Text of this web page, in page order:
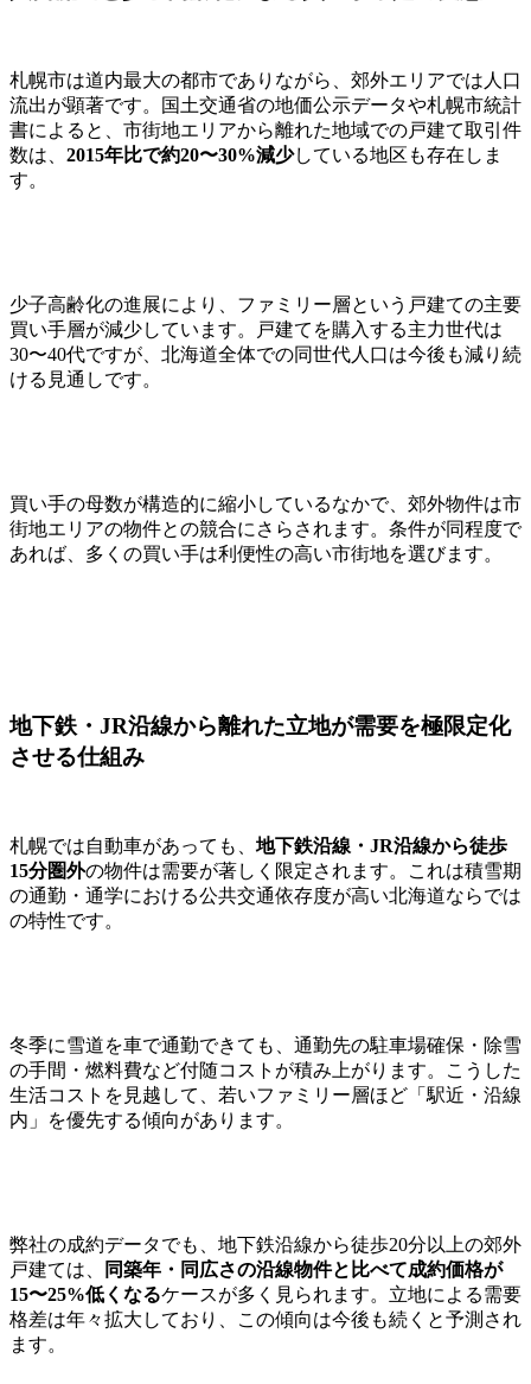
札幌市は道内最大の都市でありながら、郊外エリアでは人口
流出が顕著です。国土交通省の地価公示データや札幌市統計
書によると、市街地エリアから離れた地域での戸建て取引件
数は、 2015年比で約20〜30%減少している地区も存在しま
す。
少子高齢化の進展により、ファミリー層という戸建ての主要
買い手層が減少しています。戸建てを購入する主力世代は
30〜40代ですが、北海道全体での同世代人口は今後も減り続
ける見通しです。
買い手の母数が構造的に縮小しているなかで、郊外物件は市
街地エリアの物件との競合にさらされます。条件が同程度で
あれば、多くの買い手は利便性の高い市街地を選びます。
地下鉄・JR沿線から離れた立地が需要を極限定化
させる仕組み
札幌では自動車があっても、 地下鉄沿線・JR沿線から徒歩
15分圏外の物件は需要が著しく限定されます。これは積雪期
の通勤・通学における公共交通依存度が高い北海道ならでは
の特性です。
冬季に雪道を車で通勤できても、通勤先の駐車場確保・除雪
の手間・燃料費など付随コストが積み上がります。こうした
生活コストを見越して、若いファミリー層ほど「駅近・沿線
内」を優先する傾向があります。
弊社の成約データでも、地下鉄沿線から徒歩20分以上の郊外
戸建ては、
同築年・同広さの沿線物件と比べて成約価格が
15〜25%低くなるケースが多く見られます。立地による需要
格差は年々拡大しており、この傾向は今後も続くと予測され
ます。